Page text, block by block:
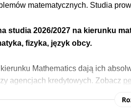
matematycznych. Studia
studia 2026/2027 na kierunku
fizyka, język obcy.
Mathematics dają ich
agencjach kredytowych. Zobacz